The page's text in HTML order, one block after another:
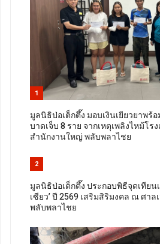
1
มูลนิธิป่อเต็กตึ๊ง มอบเงินเยียวยาพร้
บาดเจ็บ 8 ราย จากเหตุเพลิงไหม้โ
สำนักงานใหญ่ พลับพลาไชย
2
มูลนิธิป่อเต็กตึ๊ง ประกอบพิธีจุดเทียน
เซียว’ ปี 2569 เสริมสิริมงคล ณ ศาล
พลับพลาไชย